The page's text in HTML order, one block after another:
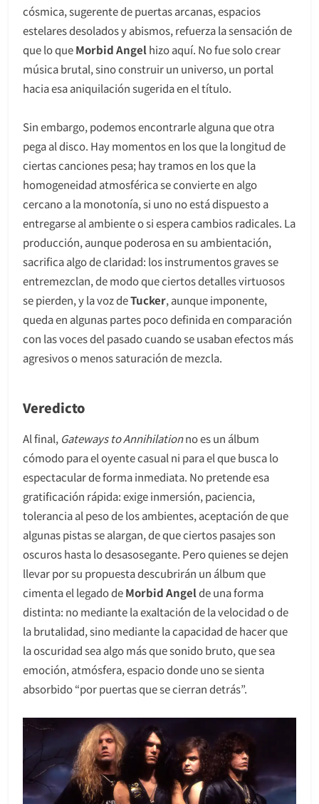
cósmica, sugerente de puertas arcanas, espacios
estelares desolados y abismos, refuerza la sensación de
que lo queMorbid Angel hizo aquí. No fue solo crear
música brutal, sino construir un universo, un portal
hacia esa aniquilación sugerida en el título.
Sin embargo, podemos encontrarle alguna que otra
pega al disco. Hay momentos en los que la longitud de
ciertas canciones pesa; hay tramos en los que la
homogeneidad atmosférica se convierte en algo
cercano a la monotonía, si uno no está dispuesto a
entregarse al ambiente o si espera cambios radicales. La
producción, aunque poderosa en su ambientación,
sacrifica algo de claridad: los instrumentos graves se
entremezclan, de modo que ciertos detalles virtuosos
se pierden, y la voz deTucker, aunque imponente,
queda en algunas partes poco definida en comparación
con las voces del pasado cuando se usaban efectos más
agresivos o menos saturación de mezcla.
Veredicto
Al final, Gateways to Annihilationno es un álbum
cómodo para el oyente casual ni para el que busca lo
espectacular de forma inmediata. No pretende esa
gratificación rápida: exige inmersión, paciencia,
tolerancia al peso de los ambientes, aceptación de que
algunas pistas se alargan, de que ciertos pasajes son
oscuros hasta lo desasosegante. Pero quienes se dejen
llevar por su propuesta descubrirán un álbum que
cimenta el legado deMorbid Angelde una forma
distinta: no mediante la exaltación de la velocidad o de
la brutalidad, sino mediante la capacidad de hacer que
la oscuridad sea algo más que sonido bruto, que sea
emoción, atmósfera, espacio donde uno se sienta
absorbido “por puertas que se cierran detrás”.